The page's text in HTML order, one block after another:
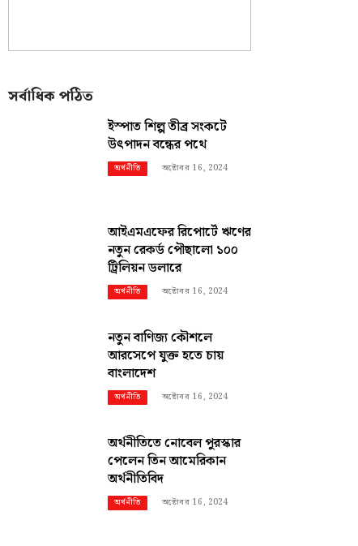
সর্বাধিক পঠিত
ইস্পাত শিল্প তীব্র সংকটে
উৎপাদন বন্ধের পথে
অর্থনীতি অক্টোবর 16, 2024
আইএমএফের রিপোর্টে ঋণের
নতুন রেকর্ড পৌছালো ১০০
ট্রিলিয়ন ডলারে
অর্থনীতি অক্টোবর 16, 2024
নতুন বাণিজ্য কৌশলে
আরসেপে যুক্ত হতে চায়
বাংলাদেশ
অর্থনীতি অক্টোবর 16, 2024
অর্থনীতিতে নোবেল পুরস্কার
পেলেন তিন আমেরিকান
অর্থনীতিবিদ
অর্থনীতি অক্টোবর 16, 2024